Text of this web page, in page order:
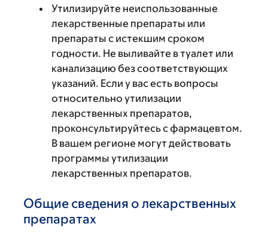
Утилизируйте неиспользованные
лекарственные препараты или
препараты с истекшим сроком
годности. Не выливайте в туалет или
канализацию без соответствующих
указаний. Если у вас есть вопросы
относительно утилизации
лекарственных препаратов,
проконсультируйтесь с фармацевтом.
В вашем регионе могут действовать
программы утилизации
лекарственных препаратов.
Общие сведения о лекарственных
препаратах